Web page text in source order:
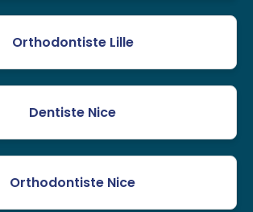
Orthodontiste Lille
Dentiste Nice
Orthodontiste Nice